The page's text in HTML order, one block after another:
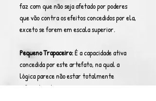
faz com que não seja afetado por poderes
que vão contra os efeitos concedidos por ela,
exceto se forem em escala superior.
Pequeno Trapaceiro:É a capacidade ativa
concedida por este artefato, na qual a
lógica parece não estar totalmente
influente sobre o seu ser, já que parecem